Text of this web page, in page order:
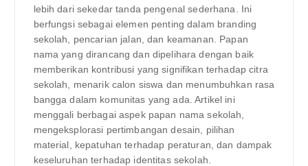
lebih dari sekedar tanda pengenal sederhana. Ini
berfungsi sebagai elemen penting dalam branding
sekolah, pencarian jalan, dan keamanan. Papan
nama yang dirancang dan dipelihara dengan baik
memberikan kontribusi yang signifikan terhadap citra
sekolah, menarik calon siswa dan menumbuhkan rasa
bangga dalam komunitas yang ada. Artikel ini
menggali berbagai aspek papan nama sekolah,
mengeksplorasi pertimbangan desain, pilihan
material, kepatuhan terhadap peraturan, dan dampak
keseluruhan terhadap identitas sekolah.